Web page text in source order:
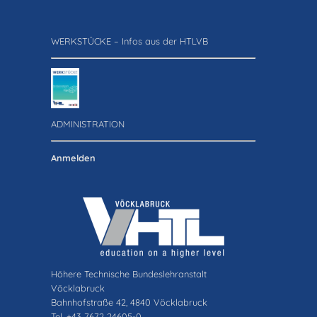
WERKSTÜCKE – Infos aus der HTLVB
ADMINISTRATION
Anmelden
Höhere Technische Bundeslehranstalt
Vöcklabruck
Bahnhofstraße 42, 4840 Vöcklabruck